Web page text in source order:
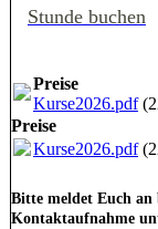
Stunde buchen
Preise
Kurse2026.pdf
Preise
Kurse2026.pdf
Bitte meldet Euch
Kontaktaufnahme